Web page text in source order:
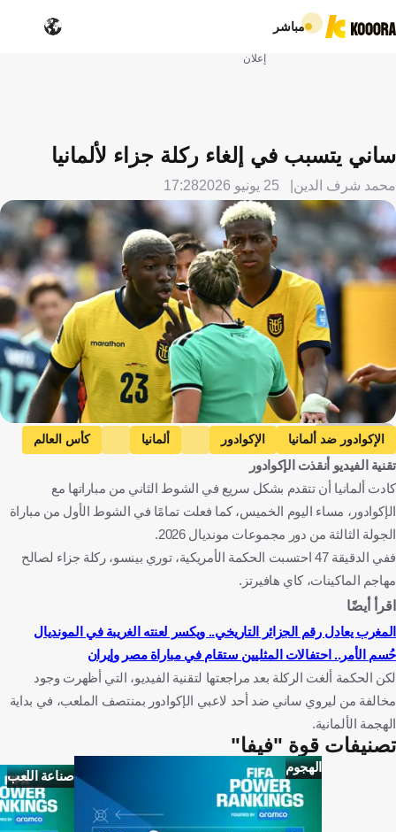
مباشر
إعلان
ساني يتسبب في إلغاء ركلة جزاء لألمانيا
محمد شرف الدين 25 يونيو 2026 17:28
Getty Images
الإكوادور ضد ألمانيا الإكوادور ألمانيا
كأس العالم
ألمانيا ضد باراجواي
ليروي ساني
الولايات المتحدة
كرة قدم
تقنية الفيديو أنقذت الإكوادور
كادت ألمانيا أن تتقدم بشكل سريع في الشوط الثاني من مباراتها مع
الإكوادور، مساء اليوم الخميس، كما فعلت تمامًا في الشوط الأول من مباراة
الجولة الثالثة من دور مجموعات مونديال 2026.
ففي الدقيقة 47 احتسبت الحكمة الأمريكية، توري بينسو، ركلة جزاء لصالح
مهاجم الماكينات، كاي هافيرتز.
اقرأ أيضًا
المغرب يعادل رقم الجزائر التاريخي.. ويكسر لعنته الغريبة في المونديال
حُسم الأمر.. احتفالات المثليين ستقام في مباراة مصر وإيران
لكن الحكمة ألغت الركلة بعد مراجعتها لتقنية الفيديو، التي أظهرت وجود
مخالفة من ليروي ساني ضد أحد لاعبي الإكوادور بمنتصف الملعب، في بداية
الهجمة الألمانية.
تصنيفات قوة "فيفا"
الهجوم
صناعة اللعب